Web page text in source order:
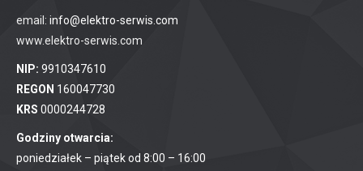
email: info@elektro-serwis.com
www.elektro-serwis.com
NIP: 9910347610
REGON 160047730
KRS 0000244728
Godziny otwarcia:
poniedziałek – piątek od 8:00 – 16:00